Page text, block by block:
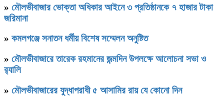
» মৌলভীবাজার ভোক্তা অধিকার আইনে ৩ প্রতিষ্ঠানকে ৭ হাজার টাকা
জরিমানা
» কমলগঞ্জে সনাতন ধর্মীয় বিশেষ সম্মেলন অনুষ্টিত
» মৌলভীবাজারে তারেক রহমানের জন্মদিন উপলক্ষে আলোচনা সভা ও
র‌্যালি
» মৌলভীবাজারের যুদ্ধাপরাধী ৫ আসামির রায় যে কোনো দিন